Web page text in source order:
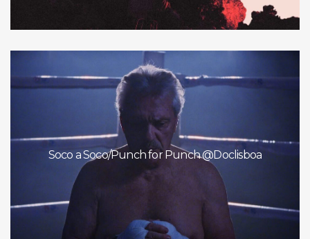
Soco a Soco/Punch for Punch @Doclisboa